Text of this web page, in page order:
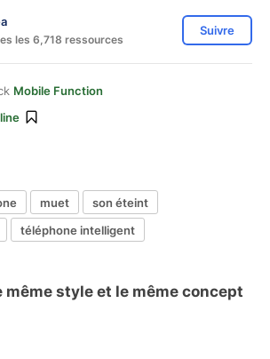
les 6,718 ressources
Suivre
Mobile Function
muet
son éteint
téléphone intelligent
même style et le même concept